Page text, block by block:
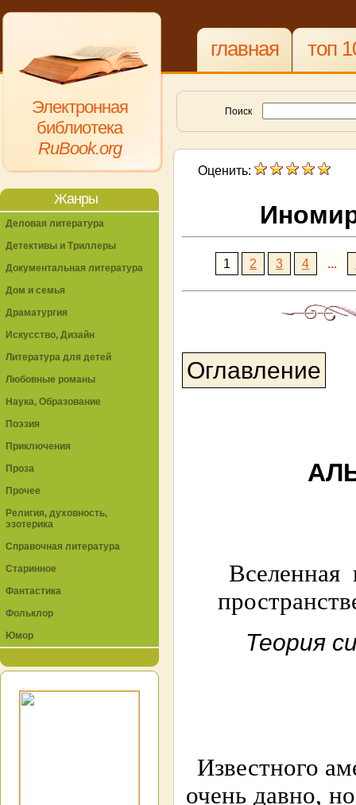
Электронная
библиотека
RuBook.org
главная топ
Поиск
Оценить:
1 2 3 4 ...
Оглавление
Теория
Известного
очень давно,
Жанры
Деловая литература
Детективы и Триллеры
Документальная литература
Дом и семья
Драматургия
Искусство, Дизайн
Литература для детей
Любовные романы
Наука, Образование
Поэзия
Приключения
Проза
Прочее
Религия, духовность,
эзотерика
Справочная литература
Старинное
Фантастика
Фольклор
Юмор